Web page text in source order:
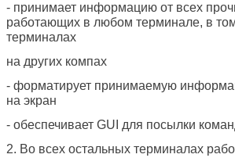
- принимает информацию от всех
работающих в любом терминале, в
терминалах
на других компах
- форматирует принимаемую
на экран
- обеспечивает GUI для посылки
2. Во всех остальных терминалах